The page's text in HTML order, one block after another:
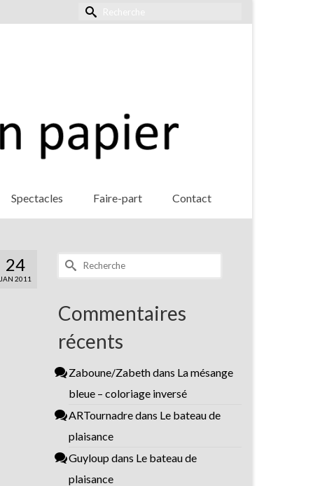
Rechercher :
Spectacles Faire-part Contact
24
JAN 2011
Rechercher :
Commentaires
récents
Zaboune/Zabethdans La mésange
bleue – coloriage inversé
ARTournadredans Le bateau de
plaisance
Guyloup dans Le bateau de
plaisance